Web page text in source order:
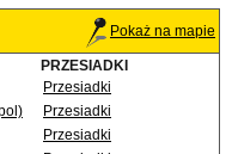
Pokaż na mapie
PRZESIADKI
Przesiadki
Przesiadki
Przesiadki